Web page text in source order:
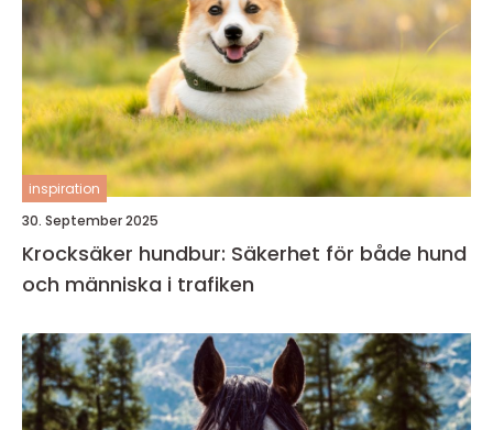
inspiration
30. September 2025
Krocksäker hundbur: Säkerhet för både hund
och människa i trafiken